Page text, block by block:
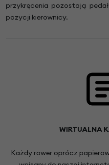
przykręcenia pozostają
pozycji kierownicy.
WIRTUALNA
Każdy rower oprócz